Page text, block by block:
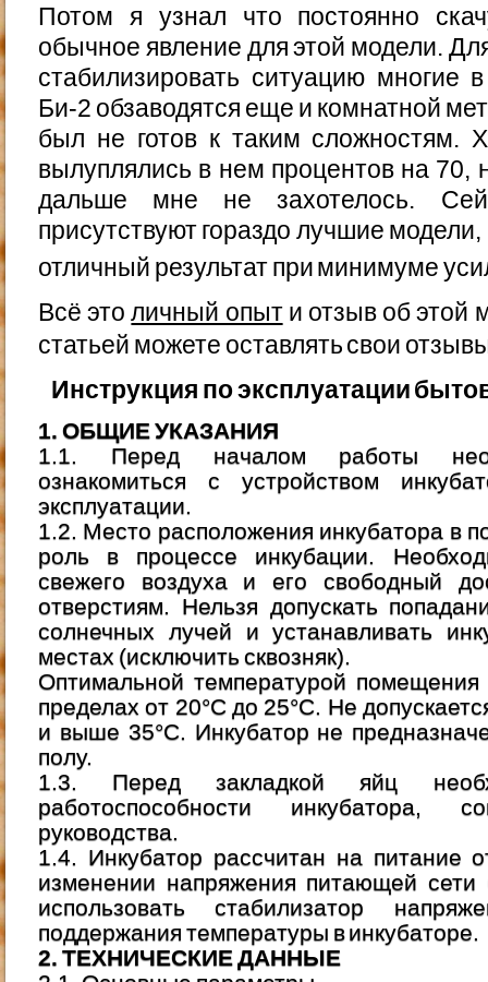
Потом я узнал что постоянно
обычное явление для этой модели.
стабилизировать ситуацию многие
Би-2 обзаводятся еще и комнатной
был не готов к таким сложностям.
вылуплялись в нем процентов на 70,
дальше мне не захотелось.
присутствуют гораздо лучшие
отличный результат при минимуме
Всё этоличный опыти отзыв об этой
статьей можете оставлять свои
Инструкция по эксплуатации
1. ОБЩИЕ УКАЗАНИЯ
1.1. Перед началом работы
ознакомиться с устройством
эксплуатации.
1.2. Место расположения инкубатора в
роль в процессе инкубации.
свежего воздуха и его свободный
отверстиям. Нельзя допускать
солнечных лучей и устанавливать
местах (исключить сквозняк).
Оптимальной температурой помещения
пределах от 20°С до 25°С. Не
и выше 35°С. Инкубатор не
полу.
1.3. Перед закладкой яйц
работоспособности инкубатора,
руководства.
1.4. Инкубатор рассчитан на питание
изменении напряжения питающей
использовать стабилизатор
поддержания температуры в инкубаторе.
2. ТЕХНИЧЕСКИЕ ДАННЫЕ